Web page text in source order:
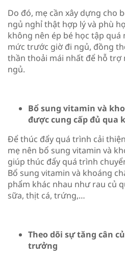
Do đó, mẹ cần xây dựng cho
ngủ nghỉ thật hợp lý và phù
không nên ép bé học tập quá
mức trước giờ đi ngủ, đồng
thần thoải mái nhất để hỗ trợ
ngủ.
Bổ sung vitamin và
được cung cấp đủ qua
Để thúc đẩy quá trình cải
mẹ nên bổ sung vitamin và
giúp thúc đẩy quá trình
Bổ sung vitamin và khoáng
phẩm khác nhau như rau củ
sữa, thịt cá, trứng,…
Theo dõi sự tăng cân
trưởng